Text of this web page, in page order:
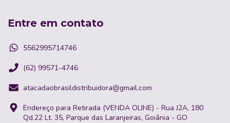
Entre em contato
5562995714746
(62) 99571-4746
atacadaobrasildistribuidora@gmail.com
Endereço para Retirada (VENDA OLINE) - Rua J2A, 180
Qd.22 Lt. 35, Parque das Laranjeiras, Goiânia - GO